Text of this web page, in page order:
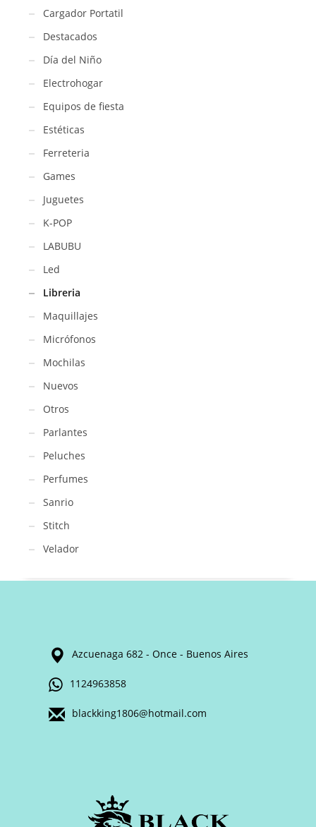
Cargador Portatil
Destacados
Día del Niño
Electrohogar
Equipos de fiesta
Estéticas
Ferreteria
Games
Juguetes
K-POP
LABUBU
Led
Libreria
Maquillajes
Micrófonos
Mochilas
Nuevos
Otros
Parlantes
Peluches
Perfumes
Sanrio
Stitch
Velador
Azcuenaga 682 - Once - Buenos Aires
1124963858
blackking1806@hotmail.com